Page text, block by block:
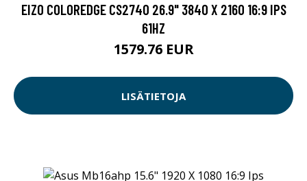
EIZO COLOREDGE CS2740 26.9" 3840 X 2160 16:9 IPS
61HZ
1579.76 EUR
LISÄTIETOJA